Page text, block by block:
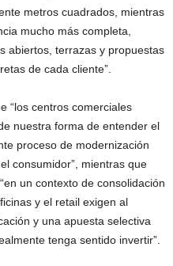
metros cuadrados, mientras
mucho más completa,
abiertos, terrazas y propuestas
de cada cliente”.
“los centros comerciales
nuestra forma de entender el
proceso de modernización
consumidor”, mientras que
un contexto de consolidación
y el retail exigen al
y una apuesta selectiva
tenga sentido invertir”.